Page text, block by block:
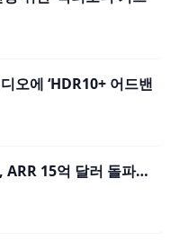
오에 ‘HDR10+ 어드밴
ARR 15억 달러 돌파…